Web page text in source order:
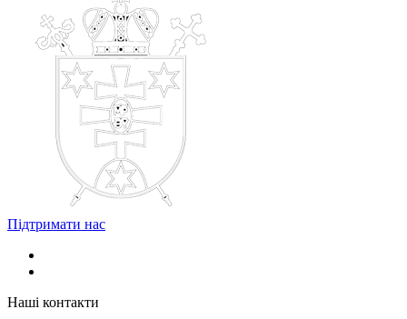
Підтримати нас
Наші контакти